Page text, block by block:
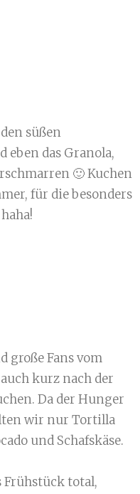
süßen
eben das Granola,
🙂 Kuchen
für die besonders
große Fans vom
kurz nach der
Da der Hunger
wir nur Tortilla
und Schafskäse.
total,